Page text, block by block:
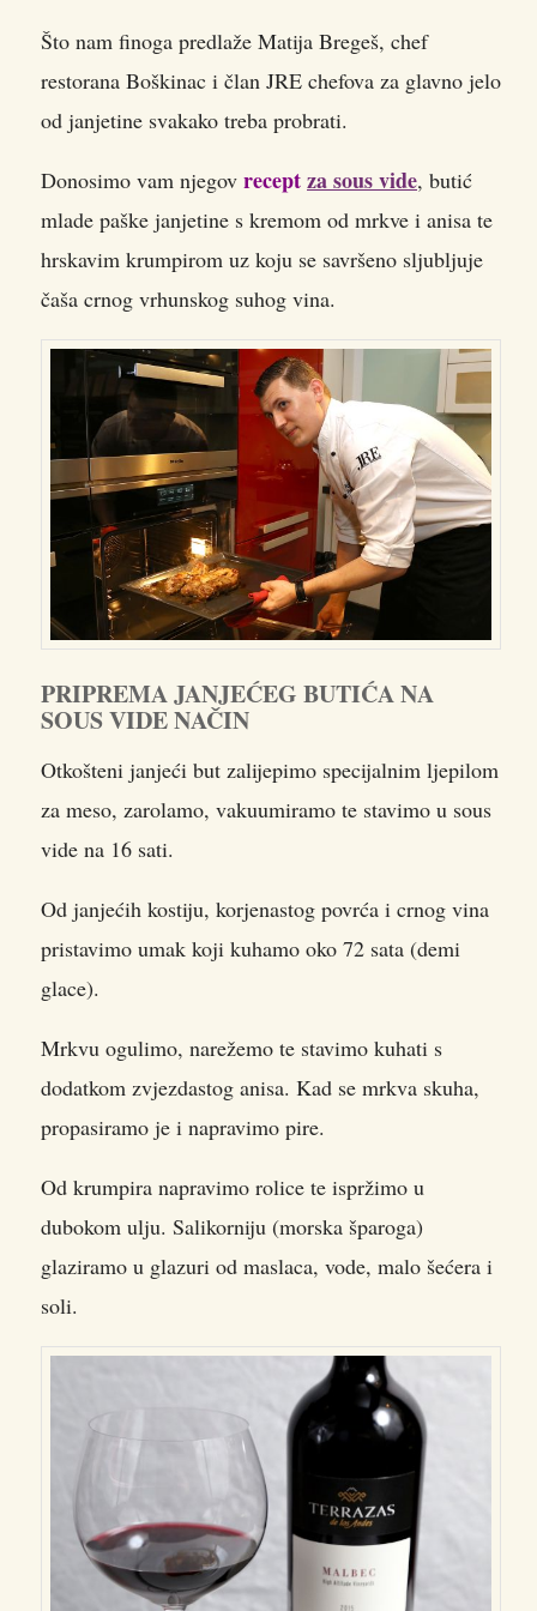
Što nam finoga predlaže Matija Bregeš, chef
restorana Boškinac i član JRE chefova za glavno jelo
od janjetine svakako treba probrati.
Donosimo vam njegov receptza sous vide, butić
mlade paške janjetine s kremom od mrkve i anisa te
hrskavim krumpirom uz koju se savršeno sljubljuje
čaša crnog vrhunskog suhog vina.
PRIPREMA JANJEĆEG BUTIĆA NA
SOUS VIDE NAČIN
Otkošteni janjeći but zalijepimo specijalnim ljepilom
za meso, zarolamo, vakuumiramo te stavimo u sous
vide na 16 sati.
Od janjećih kostiju, korjenastog povrća i crnog vina
pristavimo umak koji kuhamo oko 72 sata (demi
glace).
Mrkvu ogulimo, narežemo te stavimo kuhati s
dodatkom zvjezdastog anisa. Kad se mrkva skuha,
propasiramo je i napravimo pire.
Od krumpira napravimo rolice te ispržimo u
dubokom ulju. Salikorniju (morska šparoga)
glaziramo u glazuri od maslaca, vode, malo šećera i
soli.